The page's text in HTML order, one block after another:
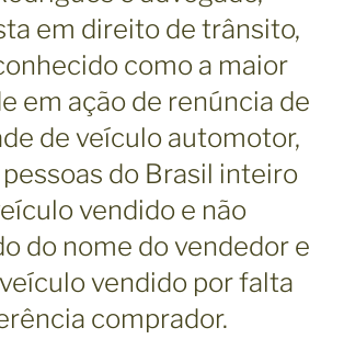
em direito de trânsito,
como a maior
em ação de renúncia de
de veículo automotor,
do Brasil inteiro
vendido e não
do nome do vendedor e
vendido por falta
comprador.